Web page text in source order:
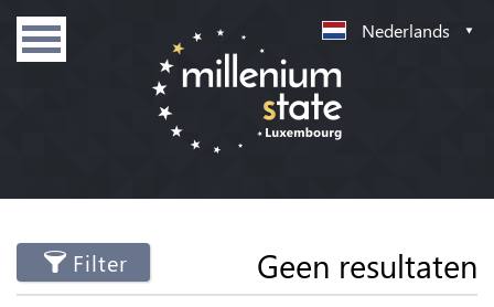
Nederlands
Filter Geen resultaten